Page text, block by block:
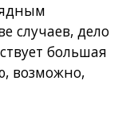
случаев, дело
большая
возможно,